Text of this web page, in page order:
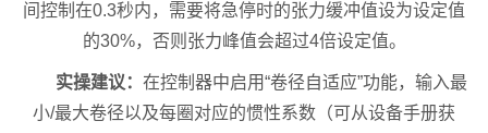
间控制在0.3秒内，需要将急停时的张力缓冲值设为设定值
的30%，否则张力峰值会超过4倍设定值。
实操建议： 在控制器中启用“卷径自适应”功能，输入最
小/最大卷径以及每圈对应的惯性系数（可从设备手册获